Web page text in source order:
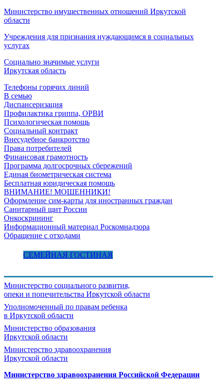
Министерство имущественных отношений Иркутской
области
Учреждения для признания нуждающимся в социальных
услугах
Социально значимые услуги
Иркутская область
Телефоны горячих линий
В семью
Диспансеризация
Профилактика гриппа, ОРВИ
Психологическая помощь
Социальный контракт
Внесудебное банкротство
Права потребителей
Финансовая грамотность
Программа долгосрочных сбережений
Единая биометрическая система
Бесплатная юридическая помощь
ВНИМАНИЕ! МОШЕННИКИ!
Оформление сим-карты для иностранных граждан
Санитарный щит России
Онкоскрининг
Информационный материал Роскомнадзора
Обращение с отходами
СЕМЕЙНАЯ ГОСТИНАЯ
Министерство социального развития,
опеки и попечительства Иркутской области
Уполномоченный по правам ребенка
в Иркутской области
Министерство образования
Иркутской области
Министерство здравоохранения
Иркутской области
Министерство здравоохранения Росcийской Федерации